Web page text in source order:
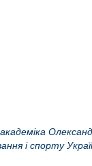
академіка
і спорту